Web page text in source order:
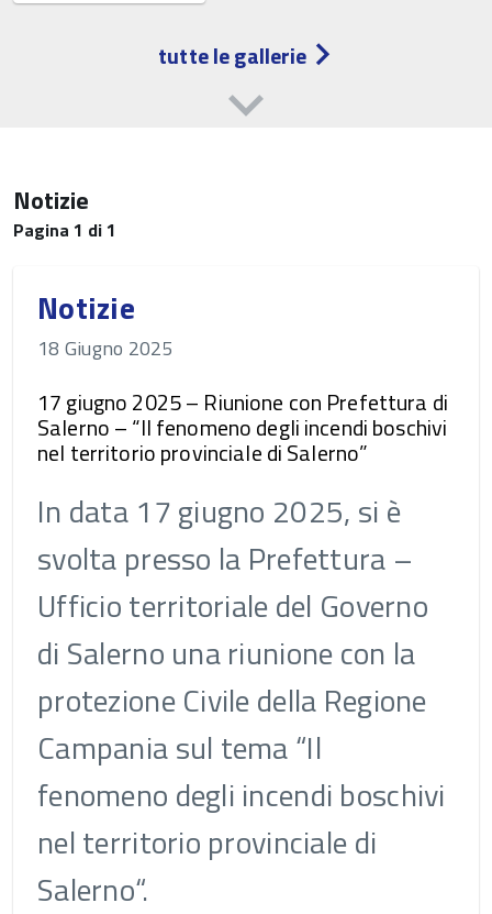
tutte le gallerie
Notizie
Pagina 1 di 1
Notizie
18 Giugno 2025
17 giugno 2025 – Riunione con Prefettura di
Salerno – “Il fenomeno degli incendi boschivi
nel territorio provinciale di Salerno”
In data 17 giugno 2025, si è
svolta presso la Prefettura –
Ufficio territoriale del Governo
di Salerno una riunione con la
protezione Civile della Regione
Campania sul tema “Il
fenomeno degli incendi boschivi
nel territorio provinciale di
Salerno“.